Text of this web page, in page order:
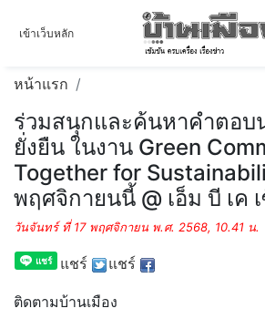
เข้าเว็บหลัก
หน้าแรก
ร่วมสนุกและค้นหาคำตอบ
ยั่งยืน ในงาน Green
Together for
พฤศจิกายนนี้ @ เอ็ม บี เค
วันจันทร์ ที่ 17 พฤศจิกายน พ.ศ. 2568, 10.41 น.
แชร์ แชร์
ติดตามบ้านเมือง